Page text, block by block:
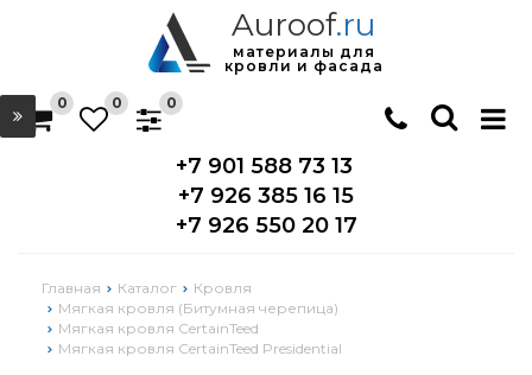
Auroof.ru
материалы для
кровли и фасада
+7 901 588 73 13
+7 926 385 16 15
+7 926 550 20 17
0 0 0
Главная Каталог
Кровля
Мягкая кровля (Битумная черепица)
Мягкая кровля CertainTeed
Мягкая кровля CertainTeed Presidential